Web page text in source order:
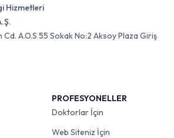
Hizmetleri
A.O.S 55 Sokak No:2 Aksoy Plaza Giriş
PROFESYONELLER
Doktorlar İçin
Web Siteniz İçin